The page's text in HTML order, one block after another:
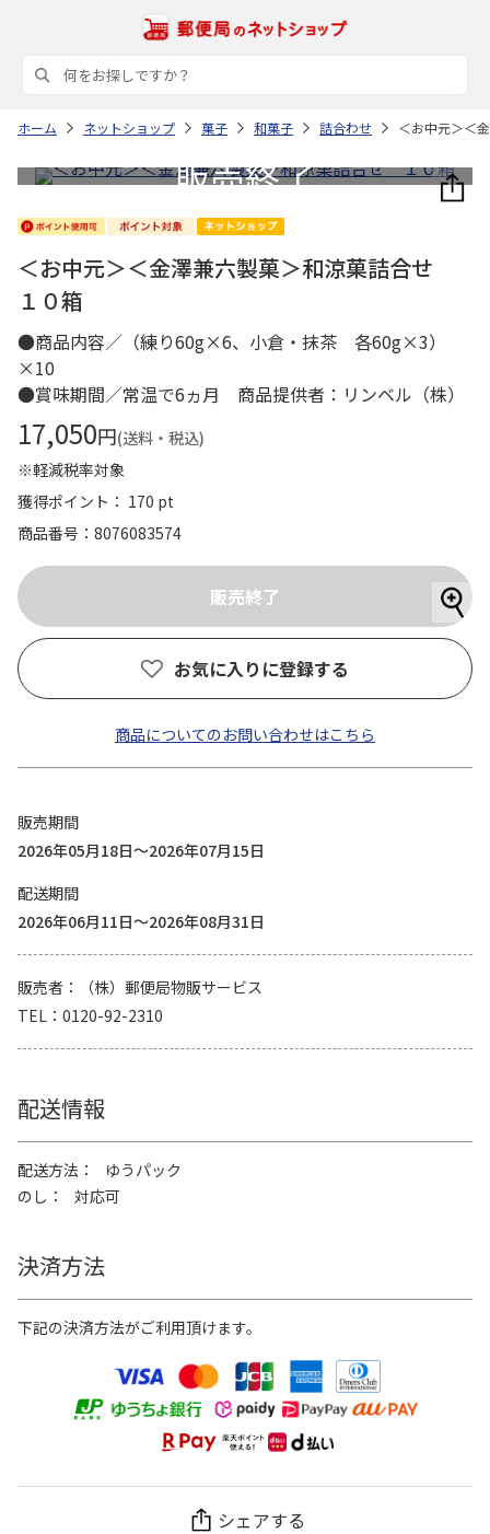
ホーム ネットショップ 菓子 和菓子 詰合わせ ＜お中元＞＜
＜お中元＞＜金澤兼六製菓＞和涼菓詰合せ
１０箱
●商品内容／（練り60g×6、小倉・抹茶 各60g×3）
×10
●賞味期間／常温で6ヵ月 商品提供者：リンベル（株）
17,050円(送料・税込)
※軽減税率対象
獲得ポイント： 170 pt
商品番号
8076083574
お気に入りに登録する
商品についてのお問い合わせはこちら
販売期間
2026年05月18日～2026年07月15日
配送期間
2026年06月11日～2026年08月31日
販売者
（株）郵便局物販サービス
TEL
0120-92-2310
配送情報
配送方法
ゆうパック
のし
対応可
決済方法
下記の決済方法がご利用頂けます。
シェアする